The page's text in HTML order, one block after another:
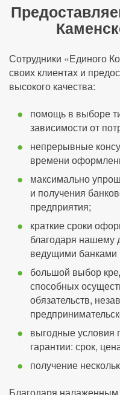
Сотрудники «Единого
своих клиентах и
высокого качества:
помощь в выборе
зависимости от
непрерывные
времени
максимально
и получения
предприятия;
краткие сроки
благодаря нашему
ведущими банками
большой выбор
способных
обязательств,
выгодные условия
гарантии: срок,
получение